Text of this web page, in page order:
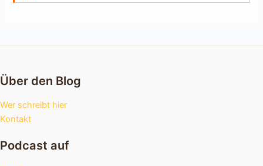
Über den Blog
Wer schreibt hier
Kontakt
Podcast auf